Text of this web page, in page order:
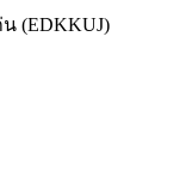
(EDKKUJ)